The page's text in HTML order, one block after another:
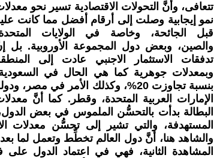
تتعافى، وأنَّ التحولات الاقتصادية تسير نحو
نمو إيجابية وصلت إلى أرقام أفضل مما كانت
قبل الجائحة، وخاصة في الولايات
والصين، وبعض دول المجموعة الأوروبية. بل
تدفقات الاستثمار الاجنبي عادت إلى
وبمعدلات جوهرية كما هي الحال في
بنسبة تجاوزت 20%، وكذلك الأمر في مصر،
الإمارات العربية المتحدة، وقطر. كما أنَّ
البطالة بدأت بالتحسُّن الملموس في بعض
المستهدفة، والتي تشير إلى تحسُّن معدلات
والشاهد هنا، أنَّ دول العالم تخطِّط وتعمل لما بعد
المشاهدة الثانية، فهي في اعتماد الدول